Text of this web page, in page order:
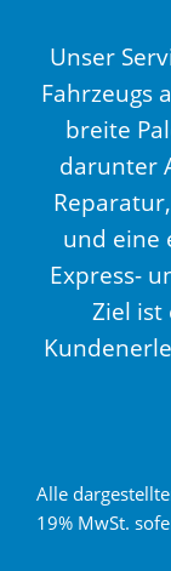
Unser
Fahrzeugs
breite
darunter
und eine
Express-
Ziel ist
Alle
19% MwSt.